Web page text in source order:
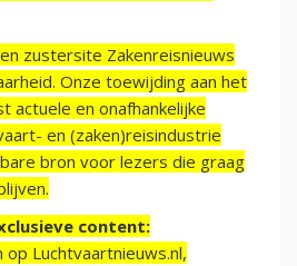
zustersite Zakenreisnieuws
Onze toewijding aan het
actuele en onafhankelijke
en (zaken)reisindustrie
bron voor lezers die graag
content:
Luchtvaartnieuws.nl,